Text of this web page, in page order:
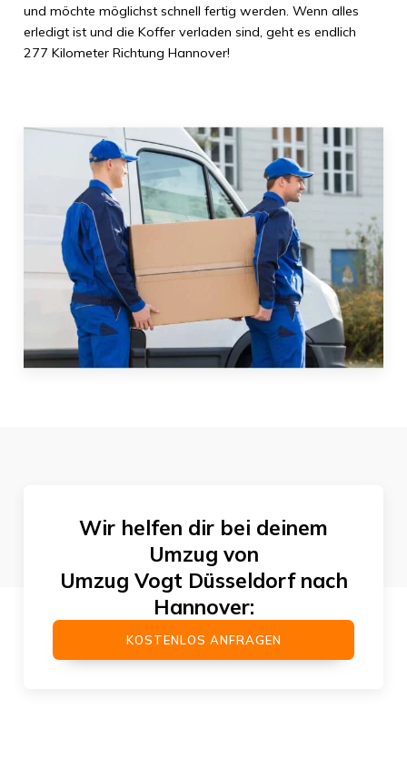
und möchte möglichst schnell fertig werden. Wenn alles
erledigt ist und die Koffer verladen sind, geht es endlich
277 KilometerRichtung Hannover!
Wir helfen dir bei deinem
Umzug von
Umzug Vogt Düsseldorfnach
Hannover:
KOSTENLOS ANFRAGEN